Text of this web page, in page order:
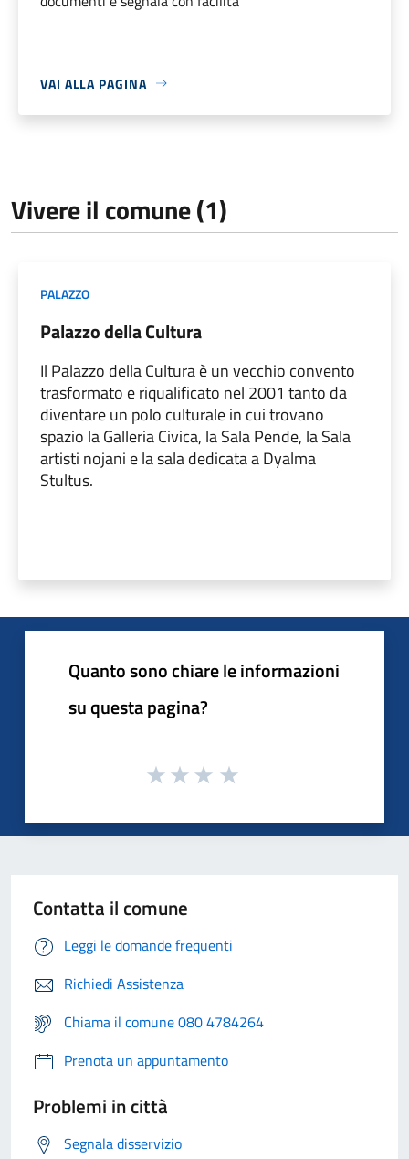
VAI ALLA PAGINA
Vivere il comune (1)
PALAZZO
Palazzo della Cultura
Il Palazzo della Cultura è un vecchio convento
trasformato e riqualificato nel 2001 tanto da
diventare un polo culturale in cui trovano
spazio la Galleria Civica, la Sala Pende, la Sala
artisti nojani e la sala dedicata a Dyalma
Stultus.
Quanto sono chiare le informazioni
su questa pagina?
Contatta il comune
Leggi le domande frequenti
Richiedi Assistenza
Chiama il comune 080 4784264
Prenota un appuntamento
Problemi in città
Segnala disservizio